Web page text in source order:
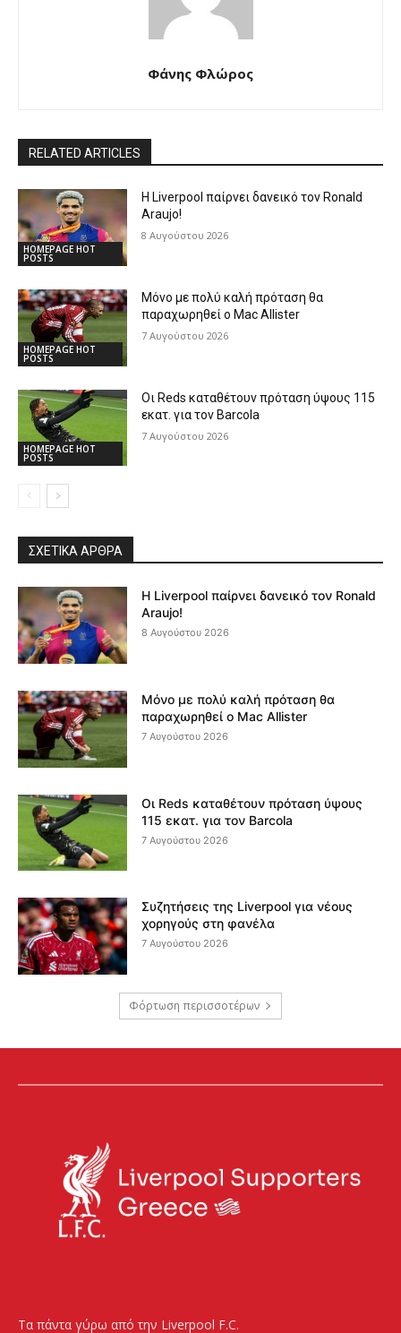
Φάνης Φλώρος
RELATED ARTICLES
HOMEPAGE HOT
POSTS
Η Liverpool παίρνει δανεικό τον Ronald
Araujo!
8 Αυγούστου 2026
HOMEPAGE HOT
POSTS
Μόνο με πολύ καλή πρόταση θα
παραχωρηθεί ο Mac Allister
7 Αυγούστου 2026
HOMEPAGE HOT
POSTS
Οι Reds καταθέτουν πρόταση ύψους 115
εκατ. για τον Barcola
7 Αυγούστου 2026
ΣΧΕΤΙΚΆ ΆΡΘΡΑ
Η Liverpool παίρνει δανεικό τον Ronald
Araujo!
8 Αυγούστου 2026
Μόνο με πολύ καλή πρόταση θα
παραχωρηθεί ο Mac Allister
7 Αυγούστου 2026
Οι Reds καταθέτουν πρόταση ύψους
115 εκατ. για τον Barcola
7 Αυγούστου 2026
Συζητήσεις της Liverpool για νέους
χορηγούς στη φανέλα
7 Αυγούστου 2026
Φόρτωση περισσοτέρων
Τα πάντα γύρω από την Liverpool F.C.